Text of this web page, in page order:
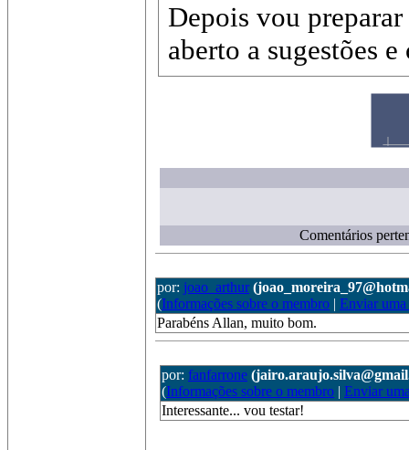
Depois vou
aberto a sugestões
Comentários
por: joao_arthur
(Informações sobre o membro | Enviar uma
Parabéns Allan, muito bom.
por: fanfarrone
(Informações sobre o membro | Enviar
Interessante... vou testar!